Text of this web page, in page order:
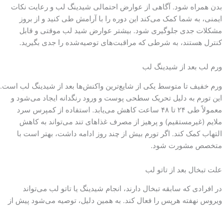
بدن همراه شود. آگاهی از عوارض احتمالی شیدینگ لب و رعایت نکات
ایمنی، به شما کمک می‌کند این دوره را با آرامش طی کنید و از بروز
مشکلات جدی جلوگیری شود. بیشتر عوارض شید لب موقتی و قابل
کنترل هستند، به شرطی که مراقبت‌های توصیه‌شده را جدی بگیرید.
ورم لب بعد از شیدینگ لب
ورم خفیف تا متوسط یکی از شایع‌ترین واکنش‌ها بعد از شیدینگ لب است.
این تورم به دلیل تحریک سطحی پوست و ورود رنگدانه ایجاد می‌شود و
معمولاً طی ۲۴ تا ۴۸ ساعت کاهش می‌یابد. استفاده از کمپرس سرد
ملایم (غیرمستقیم) و پرهیز از مصرف غذاهای تند می‌تواند به کاهش
التهاب کمک کند. اگر تورم بیش از چند روز ادامه داشت، بهتر است با
متخصص مشورت شود.
علت تبخال بعد از تاتو لب
در افرادی که سابقه تبخال دارند، انجام شیدینگ یا تاتو لب می‌تواند
ویروس نهفته هرپس را فعال کند. به همین دلیل، توصیه می‌شود پیش از